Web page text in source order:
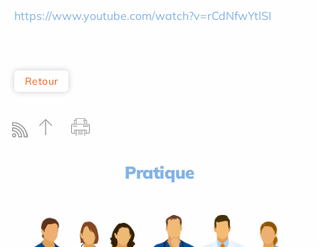
https://www.youtube.com/watch?v=rCdNfwYtlSI
Retour
Pratique